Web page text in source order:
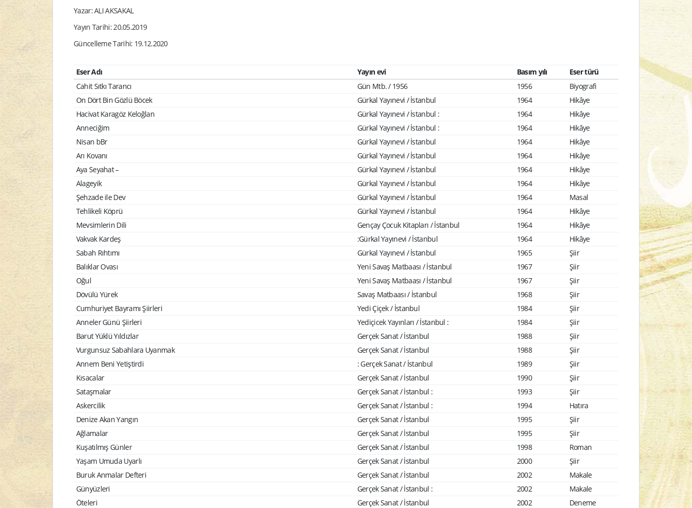
Yazar: ALI AKSAKAL
Yayın Tarihi: 20.05.2019
Güncelleme Tarihi: 19.12.2020
Eser Adı Yayın evi Basım yılı
Eser türü
Cahit Sıtkı Tarancı
Gün Mtb. / 1956 1956
Biyografi
On Dört Bin Gözlü Böcek
Gürkal Yayınevi / İstanbul 1964
Hikâye
Hacivat Karagöz Keloğlan
Gürkal Yayınevi / İstanbul : 1964
Hikâye
Anneciğim
Gürkal Yayınevi / İstanbul : 1964
Hikâye
Nisan bBr
Gürkal Yayınevi / İstanbul 1964
Hikâye
Arı Kovanı
Gürkal Yayınevi / İstanbul 1964
Hikâye
Aya Seyahat –
Gürkal Yayınevi / İstanbul 1964
Hikâye
Alageyik
Gürkal Yayınevi / İstanbul 1964
Hikâye
Şehzade ile Dev
Gürkal Yayınevi / İstanbul 1964
Masal
Tehlikeli Köprü
Gürkal Yayınevi / İstanbul 1964
Hikâye
Mevsimlerin Dili
Gençay Çocuk Kitapları / İstanbul 1964
Hikâye
Vakvak Kardeş
:Gürkal Yayınevi / İstanbul 1964
Hikâye
Sabah Rıhtımı
Gürkal Yayınevi / İstanbul 1965
Şiir
Balıklar Ovası
Yeni Savaş Matbaası / İstanbul 1967
Şiir
Oğul
Yeni Savaş Matbaası / İstanbul 1967
Şiir
Dövülü Yürek
Savaş Matbaası / İstanbul 1968
Şiir
Cumhuriyet Bayramı Şiirleri
Yedi Çiçek / İstanbul 1984
Şiir
Anneler Günü Şiirleri
Yediçicek Yayınları / İstanbul : 1984
Şiir
Barut Yüklü Yıldızlar
Gerçek Sanat / İstanbul 1988
Şiir
Vurgunsuz Sabahlara Uyanmak
Gerçek Sanat / İstanbul 1988
Şiir
Annem Beni Yetiştirdi
: Gerçek Sanat / İstanbul 1989
Şiir
Kısacalar
Gerçek Sanat / İstanbul 1990
Şiir
Sataşmalar
Gerçek Sanat / İstanbul : 1993
Şiir
Askercilik
Gerçek Sanat / İstanbul : 1994
Hatıra
Denize Akan Yangın
Gerçek Sanat / İstanbul 1995
Şiir
Ağlamalar
Gerçek Sanat / İstanbul 1995
Şiir
Kuşatılmış Günler
Gerçek Sanat / İstanbul 1998
Roman
Yaşam Umuda Uyarlı
Gerçek Sanat / İstanbul 2000
Şiir
Buruk Anmalar Defteri
Gerçek Sanat / İstanbul 2002
Makale
Günyüzleri
Gerçek Sanat / İstanbul : 2002
Makale
Öteleri
Gerçek Sanat / İstanbul 2002
Deneme